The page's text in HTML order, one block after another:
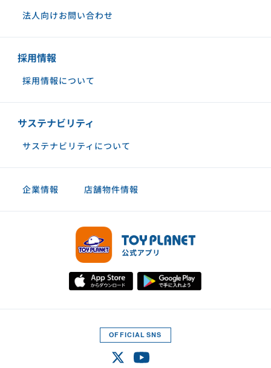
法人向けお問い合わせ
採用情報
採用情報について
サステナビリティ
サステナビリティについて
企業情報 店舗物件情報
OFFICIAL SNS